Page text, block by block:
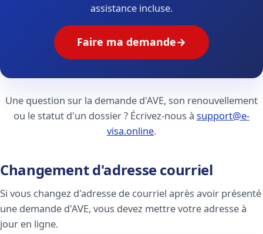
assistance incluse.
Faire ma demande→
Une question sur la demande d'AVE, son renouvellement
ou le statut d'un dossier ? Écrivez-nous à support@e-
visa.online.
Changement d'adresse courriel
Si vous changez d'adresse de courriel après avoir présenté
une demande d'AVE, vous devez mettre votre adresse à
jour en ligne.